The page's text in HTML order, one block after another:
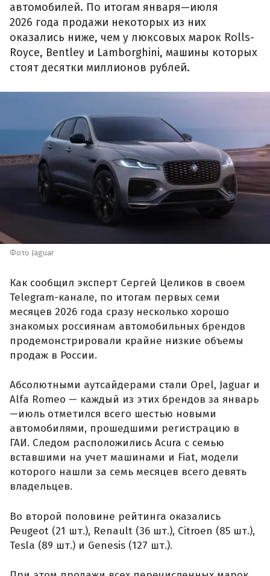
автомобилей. По итогам января—июля
2026 года продажи некоторых из них
оказались ниже, чем у люксовых марок Rolls-
Royce, Bentley и Lamborghini, машины которых
стоят десятки миллионов рублей.
Фото Jaguar
Как сообщил эксперт Сергей Целиков в своем
Telegram-канале, по итогам первых семи
месяцев 2026 года сразу несколько хорошо
знакомых россиянам автомобильных брендов
продемонстрировали крайне низкие объемы
продаж в России.
Абсолютными аутсайдерами стали Opel, Jaguar и
Alfa Romeo — каждый из этих брендов за январь
—июль отметился всего шестью новыми
автомобилями, прошедшими регистрацию в
ГАИ. Следом расположились Acura с семью
вставшими на учет машинами и Fiat, модели
которого нашли за семь месяцев всего девять
владельцев.
Во второй половине рейтинга оказались
Peugeot (21 шт.), Renault (36 шт.), Citroen (85 шт.),
Tesla (89 шт.) и Genesis (127 шт.).